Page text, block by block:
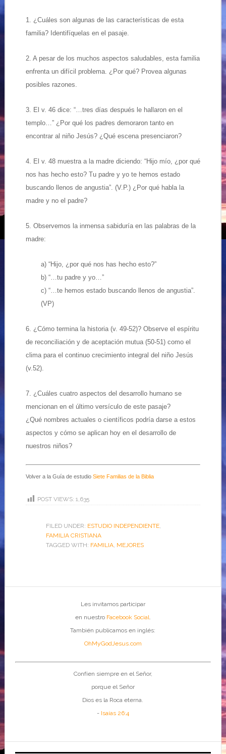
1. ¿Cuáles son algunas de las características de esta
familia? Identifíquelas en el pasaje.
2. A pesar de los muchos aspectos saludables, esta familia
enfrenta un difícil problema. ¿Por qué? Provea algunas
posibles razones.
3. El v. 46 dice: “…tres días después le hallaron en el
templo…” ¿Por qué los padres demoraron tanto en
encontrar al niño Jesús? ¿Qué escena presenciaron?
4. El v. 48 muestra a la madre diciendo: “Hijo mío, ¿por qué
nos has hecho esto? Tu padre y yo te hemos estado
buscando llenos de angustia”. (V.P.) ¿Por qué habla la
madre y no el padre?
5. Observemos la inmensa sabiduría en las palabras de la
madre:
a) “Hijo, ¿por qué nos has hecho esto?”
b) “…tu padre y yo…”
c) “…te hemos estado buscando llenos de angustia”.
(VP)
6. ¿Cómo termina la historia (v. 49-52)? Observe el espíritu
de reconciliación y de aceptación mutua (50-51) como el
clima para el continuo crecimiento integral del niño Jesús
(v.52).
7. ¿Cuáles cuatro aspectos del desarrollo humano se
mencionan en el último versículo de este pasaje?
¿Qué nombres actuales o científicos podría darse a estos
aspectos y cómo se aplican hoy en el desarrollo de
nuestros niños?
Volver a la Guía de estudio Siete Familias de la Biblia
POST VIEWS: 1,635
FILED UNDER: ESTUDIO INDEPENDIENTE,
FAMILIA CRISTIANA
TAGGED WITH: FAMILIA, MEJORES
Les invitamos participar
en nuestro Facebook Social.
También publicamos en inglés:
OhMyGodJesus.com
Confíen siempre en el Señor,
porque el Señor
Dios es la Roca eterna.
- Isaías 26:4